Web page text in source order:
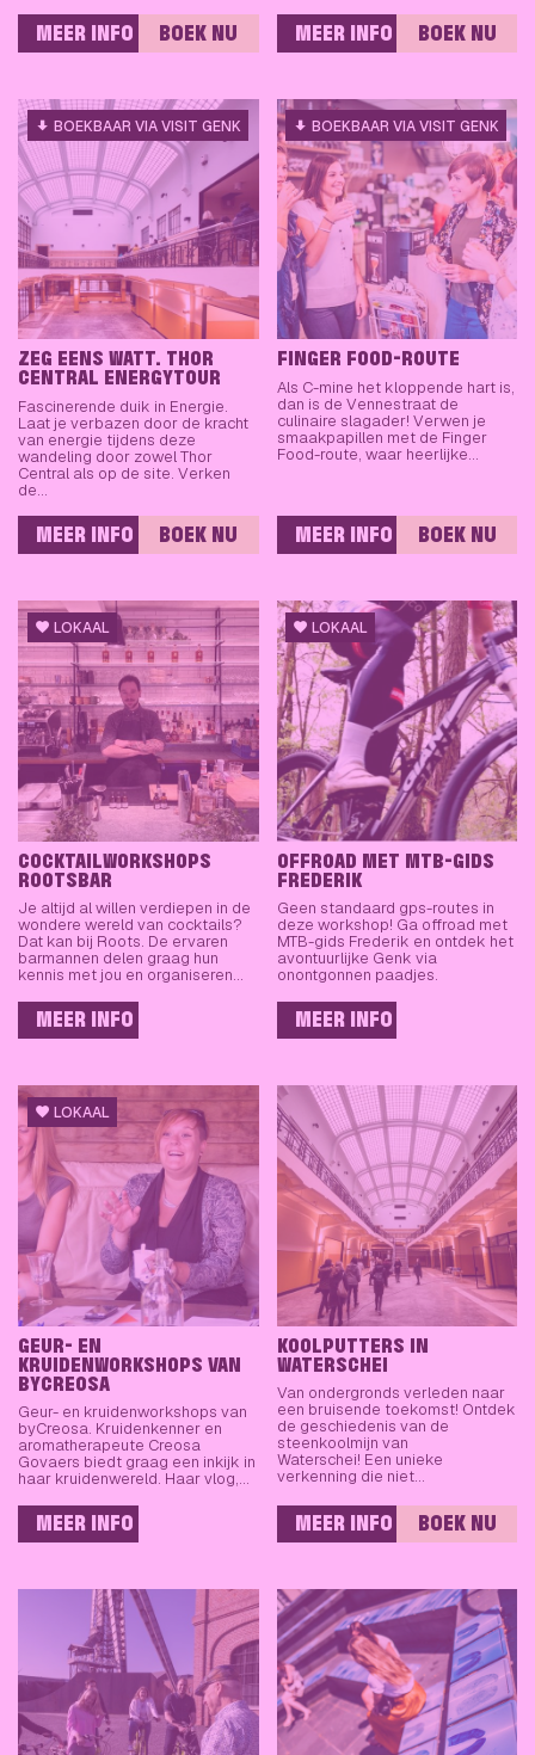
MEER INFO BOEK NU MEER INFO BOEK NU
ZEG EENS WATT. THOR
CENTRAL ENERGYTOUR
Fascinerende duik in Energie.
Laat je verbazen door de kracht
van energie tijdens deze
wandeling door zowel Thor
Central als op de site. Verken
de…
MEER INFO BOEK NU
BOEKBAAR VIA VISIT GENK
FINGER FOOD-ROUTE
Als C-mine het kloppende hart is,
dan is de Vennestraat de
culinaire slagader! Verwen je
smaakpapillen met de Finger
Food-route, waar heerlijke…
MEER INFO BOEK NU
BOEKBAAR VIA VISIT GENK
COCKTAILWORKSHOPS
ROOTSBAR
Je altijd al willen verdiepen in de
wondere wereld van cocktails?
Dat kan bij Roots. De ervaren
barmannen delen graag hun
kennis met jou en organiseren…
MEER INFO
LOKAAL
OFFROAD MET MTB-GIDS
FREDERIK
Geen standaard gps-routes in
deze workshop! Ga offroad met
MTB-gids Frederik en ontdek het
avontuurlijke Genk via
onontgonnen paadjes.
MEER INFO
LOKAAL
GEUR- EN
KRUIDENWORKSHOPS VAN
BYCREOSA
Geur- en kruidenworkshops van
byCreosa. Kruidenkenner en
aromatherapeute Creosa
Govaers biedt graag een inkijk in
haar kruidenwereld. Haar vlog,…
MEER INFO
LOKAAL
KOOLPUTTERS IN
WATERSCHEI
Van ondergronds verleden naar
een bruisende toekomst! Ontdek
de geschiedenis van de
steenkoolmijn van
Waterschei! Een unieke
verkenning die niet…
MEER INFO BOEK NU